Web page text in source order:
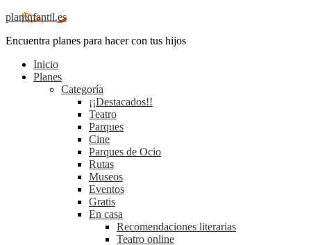
planinfantil.es
Encuentra planes para hacer con tus hijos
Inicio
Planes
Categoría
¡¡Destacados!!
Teatro
Parques
Cine
Parques de Ocio
Rutas
Museos
Eventos
Gratis
En casa
Recomendaciones literarias
Teatro online